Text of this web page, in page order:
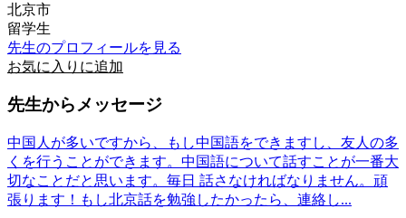
北京市
留学生
先生のプロフィールを見る
お気に入りに追加
先生からメッセージ
中国人が多いですから、もし中国語をできますし、友人の多
くを行うことができます。中国語について話すことが一番大
切なことだと思います。毎日 話さなければなりません。頑
張ります！もし北京話を勉強したかったら、連絡し...